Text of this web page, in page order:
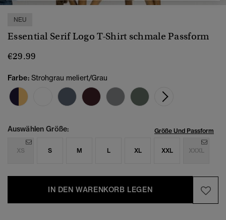
NEU
Essential Serif Logo T-Shirt schmale Passform
€29.99
Farbe: Strohgrau meliert/Grau
Auswählen Größe: Größe Und Passform
XS S M L XL XXL XXXL
IN DEN WARENKORB LEGEN